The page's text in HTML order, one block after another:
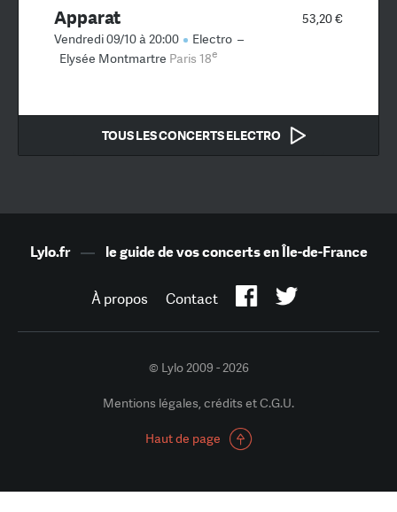
53,20 €
Apparat
Vendredi 09/10 à 20:00 Electro –
Elysée Montmartre Paris 18e
TOUS LES CONCERTS ELECTRO
Lylo.fr— le guide de vos concerts en Île-de-France
À propos Contact
© Lylo 2009 - 2026
Mentions légales, crédits et C.G.U.
Haut de page